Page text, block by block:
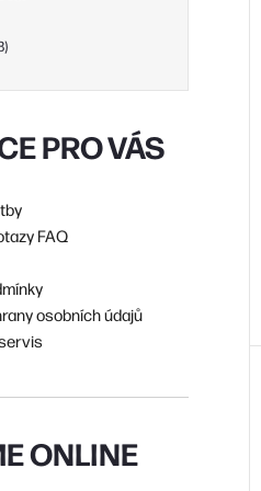
PRO VÁS
FAQ
osobních údajů
ONLINE
t